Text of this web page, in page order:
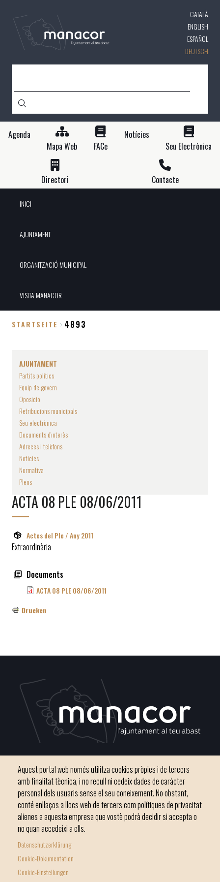
CATALÀ
ENGLISH
ESPAÑOL
DEUTSCH
Agenda
Mapa Web
FACe
Notícies
Seu Electrònica
Directori Contacte
INICI
AJUNTAMENT
ORGANITZACIÓ MUNICIPAL
VISITA MANACOR
STARTSEITE 4893
AJUNTAMENT
Partits polítics
Equip de govern
Oposició
Retribucions municipals
Seu electrònica
Documents d'interès
Adreces i telèfons
Notícies
Normativa
Plens
ACTA 08 PLE 08/06/2011
Actes del Ple / Any 2011
Extraordinària
Documents
ACTA 08 PLE 08/06/2011
Drucken
Footer
menu
Inici Ajuntament El nostre municipi
Phone 971 84 91 00 - CIF: P0703300D
Aquest portal web només utilitza cookies pròpies i de tercers
amb finalitat tècnica, i no recull ni cedeix dades de caràcter
personal dels usuaris sense el seu coneixement. No obstant,
conté enllaços a llocs web de tercers com polítiques de privacitat
alienes a aquesta empresa que vostè podrà decidir si accepta o
no quan accedeixi a ells.
Datenschutzerklärung
Cookie-Dokumentation
Cookie-Einstellungen